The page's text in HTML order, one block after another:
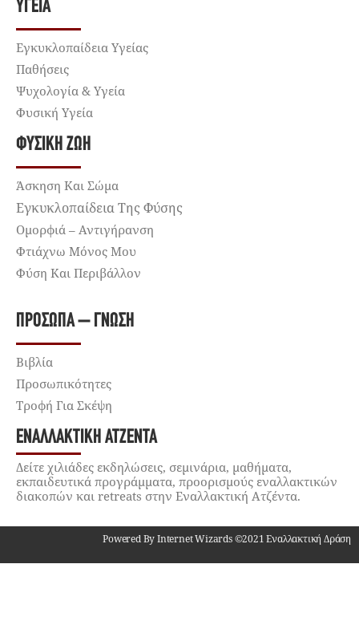
ΥΓΕΊΑ
Εγκυκλοπαίδεια Υγείας
Παθήσεις
Ψυχολογία & Υγεία
Φυσική Υγεία
ΦΥΣΙΚΉ ΖΩΉ
Άσκηση Και Σώμα
Εγκυκλοπαίδεια Της Φύσης
Ομορφιά – Αντιγήρανση
Φτιάχνω Μόνος Μου
Φύση Και Περιβάλλον
ΠΡΌΣΩΠΑ – ΓΝΏΣΗ
Βιβλία
Προσωπικότητες
Τροφή Για Σκέψη
ΕΝΑΛΛΑΚΤΙΚΉ ΑΤΖΈΝΤΑ
Δείτε χιλιάδες εκδηλώσεις, σεμινάρια, μαθήματα,
εκπαιδευτικά προγράμματα, προορισμούς εναλλακτικών
διακοπών και retreats στην Εναλλακτική Ατζέντα.
Powered By Internet Wizards ©2021 Εναλλακτική Δράση